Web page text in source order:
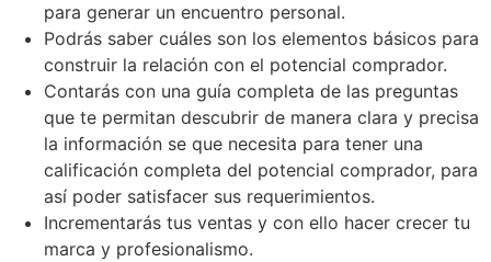
para generar un encuentro personal.
Podrás saber cuáles son los elementos básicos para
construir la relación con el potencial comprador.
Contarás con una guía completa de las preguntas
que te permitan descubrir de manera clara y precisa
la información se que necesita para tener una
calificación completa del potencial comprador, para
así poder satisfacer sus requerimientos.
Incrementarás tus ventas y con ello hacer crecer tu
marca y profesionalismo.